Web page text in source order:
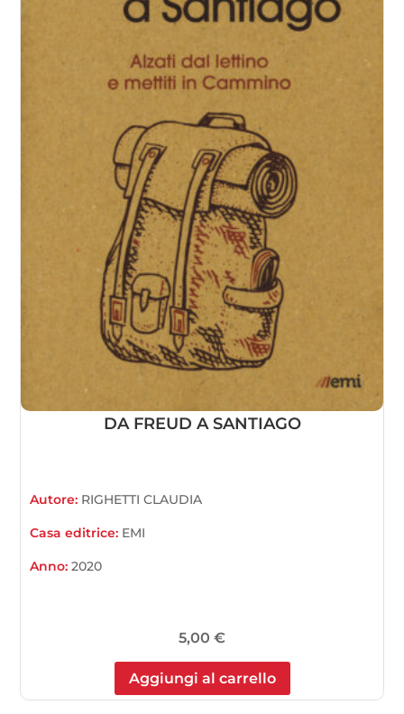
DA FREUD A SANTIAGO
Autore: RIGHETTI CLAUDIA
Casa editrice: EMI
Anno:2020
5,00 €
Aggiungi al carrello